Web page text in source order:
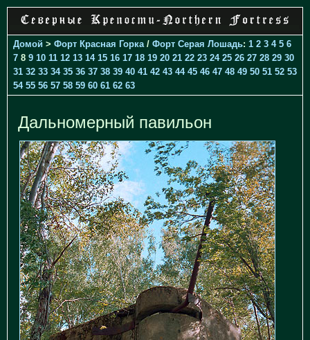
Домой > Форт Красная Горка / Форт Серая Лошадь: 1 2 3 4 5 6
7 8 9 10 11 12 13 14 15 16 17 18 19 20 21 22 23 24 25 26 27 28 29 30
31 32 33 34 35 36 37 38 39 40 41 42 43 44 45 46 47 48 49 50 51 52 53
54 55 56 57 58 59 60 61 62 63
Дальномерный павильон